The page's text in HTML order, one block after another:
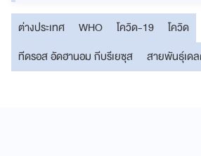
ต่างประเทศ WHO โควิด-19
โควิด
ทีดรอส อัดฮานอม กีบรีเยซุส
สายพันธุ์เด